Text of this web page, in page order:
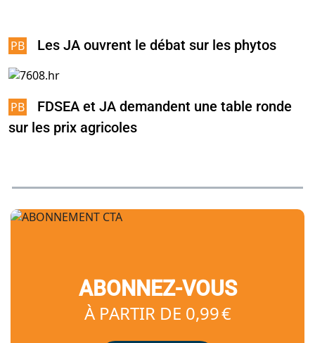
Les JA ouvrent le débat sur les phytos
FDSEA et JA demandent une table ronde
sur les prix agricoles
ABONNEZ-VOUS
À PARTIR DE 0,99 €